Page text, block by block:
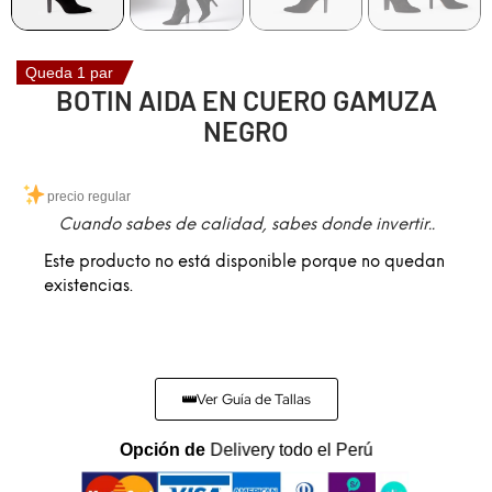
Queda 1 par
BOTIN AIDA EN CUERO GAMUZA
NEGRO
precio regular
Cuando sabes de calidad, sabes donde invertir..
Este producto no está disponible porque no quedan
existencias.
Ver Guía de Tallas
Opción de Delivery todo el Perú